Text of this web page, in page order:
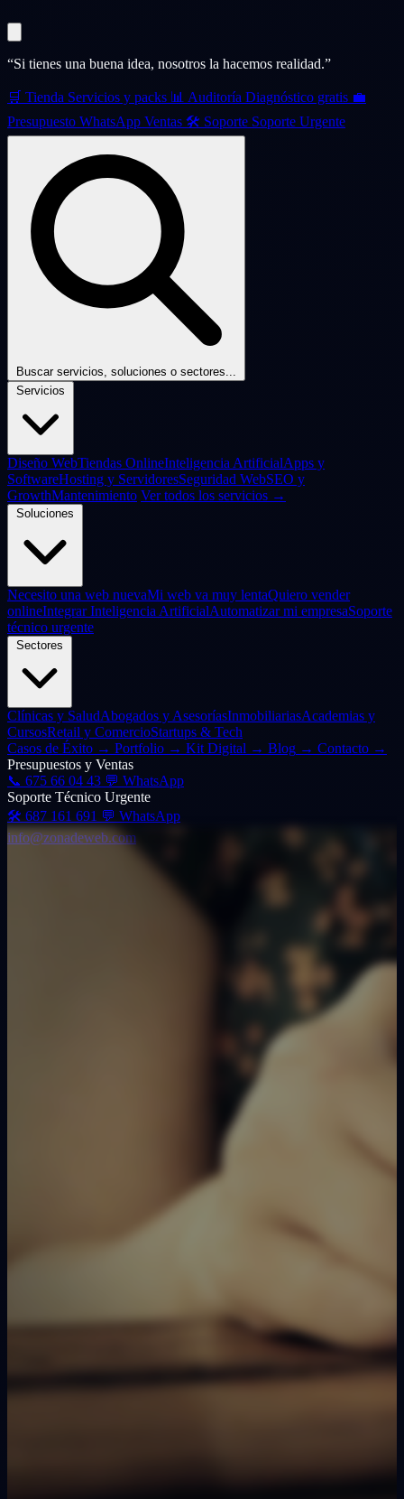
“Si tienes una buena idea, nosotros la hacemos realidad.”
🛒 Tienda Servicios y packs 📊 Auditoría Diagnóstico gratis 💼
Presupuesto WhatsApp Ventas 🛠️ Soporte Soporte Urgente
Buscar servicios, soluciones o sectores...
Servicios
Diseño WebTiendas OnlineInteligencia ArtificialApps y
SoftwareHosting y ServidoresSeguridad WebSEO y
GrowthMantenimiento Ver todos los servicios →
Soluciones
Necesito una web nuevaMi web va muy lentaQuiero vender
onlineIntegrar Inteligencia ArtificialAutomatizar mi empresaSoporte
técnico urgente
Sectores
Clínicas y SaludAbogados y AsesoríasInmobiliariasAcademias y
CursosRetail y ComercioStartups & Tech
Casos de Éxito → Portfolio → Kit Digital → Blog → Contacto →
Presupuestos y Ventas
📞 675 66 04 43 💬 WhatsApp
Soporte Técnico Urgente
🛠️ 687 161 691 💬 WhatsApp
info@zonadeweb.com